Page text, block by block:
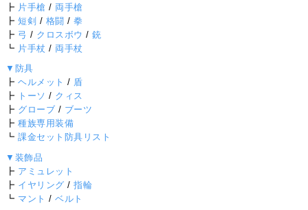
┣ 片手槍 / 両手槍
┣短剣 / 格闘 /拳
┣ 弓 / クロスボウ /銃
┗ 片手杖 / 両手杖
▼防具
┣ヘルメット / 盾
┣ トーソ / クィス
┣ グローブ / ブーツ
┣種族専用装備
┗課金セット防具リスト
▼装飾品
┣ アミュレット
┣ イヤリング /指輪
┗ マント /ベルト